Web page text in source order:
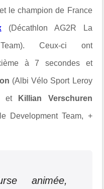
le champion de France
(Décathlon AG2R La
Ceux-ci ont
à 7 secondes et
(Albi Vélo Sport Leroy
et Killian Verschuren
Development Team, +
animée,